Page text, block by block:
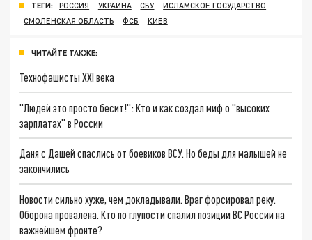
ТЕГИ: РОССИЯ УКРАИНА СБУ
ИСЛАМСКОЕ ГОСУДАРСТВО
СМОЛЕНСКАЯ ОБЛАСТЬ
ФСБ КИЕВ
ЧИТАЙТЕ ТАКЖЕ:
Технофашисты XXI века
"Людей это просто бесит!": Кто и как создал миф о "высоких
зарплатах" в России
Даня с Дашей спаслись от боевиков ВСУ. Но беды для малышей не
закончились
Новости сильно хуже, чем докладывали. Враг форсировал реку.
Оборона провалена. Кто по глупости спалил позиции ВС России на
важнейшем фронте?